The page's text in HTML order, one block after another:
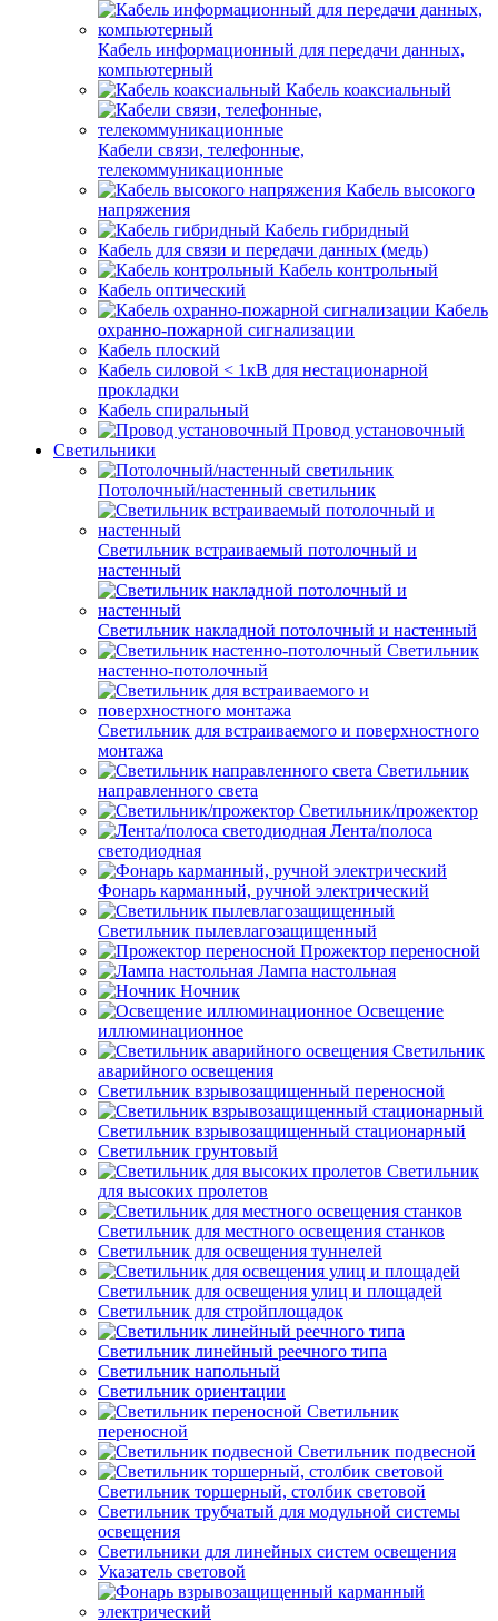
Кабель информационный для передачи данных,
компьютерный
Кабель коаксиальный
Кабели связи, телефонные,
телекоммуникационные
Кабель высокого
напряжения
Кабель гибридный
Кабель для связи и передачи данных (медь)
Кабель контрольный
Кабель оптический
Кабель
охранно-пожарной сигнализации
Кабель плоский
Кабель силовой < 1кВ для нестационарной
прокладки
Кабель спиральный
Провод установочный
Светильники
Потолочный/настенный светильник
Светильник встраиваемый потолочный и
настенный
Светильник накладной потолочный и настенный
Светильник
настенно-потолочный
Светильник для встраиваемого и поверхностного
монтажа
Светильник
направленного света
Светильник/прожектор
Лента/полоса
светодиодная
Фонарь карманный, ручной электрический
Светильник пылевлагозащищенный
Прожектор переносной
Лампа настольная
Ночник
Освещение
иллюминационное
Светильник
аварийного освещения
Светильник взрывозащищенный переносной
Светильник взрывозащищенный стационарный
Светильник грунтовый
Светильник
для высоких пролетов
Светильник для местного освещения станков
Светильник для освещения туннелей
Светильник для освещения улиц и площадей
Светильник для стройплощадок
Светильник линейный реечного типа
Светильник напольный
Светильник ориентации
Светильник
переносной
Светильник подвесной
Светильник торшерный, столбик световой
Светильник трубчатый для модульной системы
освещения
Светильники для линейных систем освещения
Указатель световой